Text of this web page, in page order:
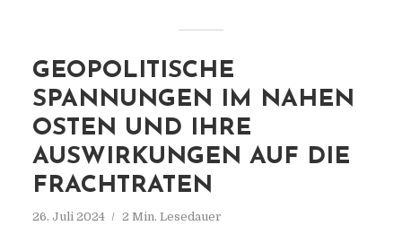
GEOPOLITISCHE
SPANNUNGEN IM NAHEN
OSTEN UND IHRE
AUSWIRKUNGEN AUF DIE
FRACHTRATEN
26. Juli 2024 2 Min. Lesedauer